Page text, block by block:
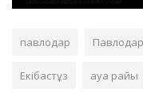
павлодар
Екібастұз ауа райы